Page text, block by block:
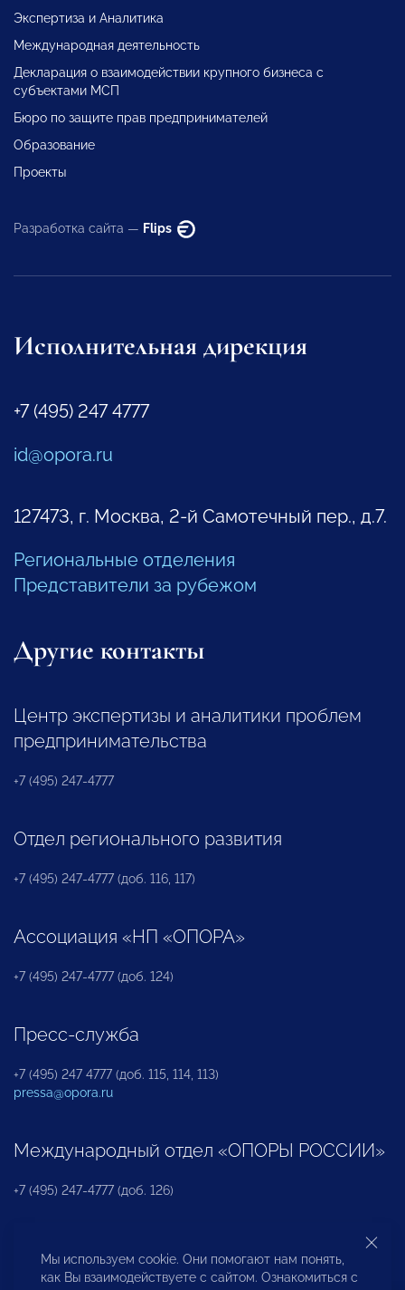
Экспертиза и Аналитика
Международная деятельность
Декларация о взаимодействии крупного бизнеса с
субъектами МСП
Бюро по защите прав предпринимателей
Образование
Проекты
Разработка сайта — Flips
Исполнительная дирекция
+7 (495) 247 4777
id@opora.ru
127473, г. Москва, 2-й Самотечный пер., д.7.
Региональные отделения
Представители за рубежом
Другие контакты
Центр экспертизы и аналитики проблем
предпринимательства
+7 (495) 247-4777
Отдел регионального развития
+7 (495) 247-4777 (доб. 116, 117)
Ассоциация «НП «ОПОРА»
+7 (495) 247-4777 (доб. 124)
Пресс-служба
+7 (495) 247 4777 (доб. 115, 114, 113)
pressa@opora.ru
Международный отдел «ОПОРЫ РОССИИ»
+7 (495) 247-4777 (доб. 126)
Бюро по защите прав предпринимателей и
инвесторов
Мы используем cookie. Они помогают нам понять,
как Вы взаимодействуете с сайтом. Ознакомиться с